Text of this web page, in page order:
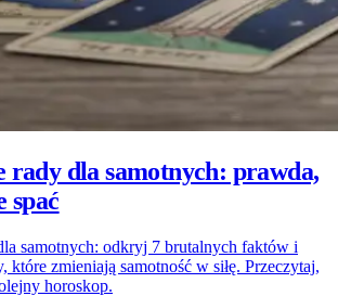
rady dla samotnych: prawda,
spać
samotnych: odkryj 7 brutalnych faktów i
które zmieniają samotność w siłę. Przeczytaj,
horoskop.